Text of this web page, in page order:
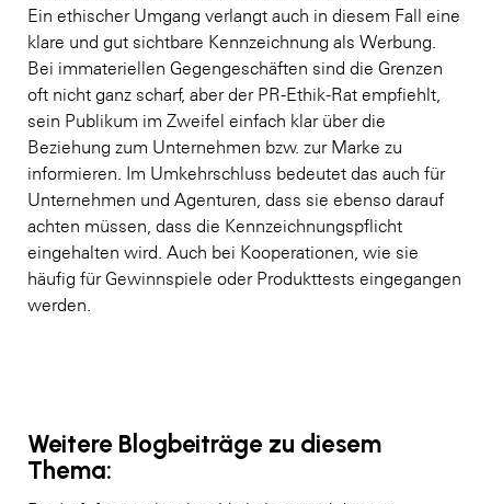
Ein ethischer Umgang verlangt auch in diesem Fall eine
klare und gut sichtbare Kennzeichnung als Werbung.
Bei immateriellen Gegengeschäften sind die Grenzen
oft nicht ganz scharf, aber der PR-Ethik-Rat empfiehlt,
sein Publikum im Zweifel einfach klar über die
Beziehung zum Unternehmen bzw. zur Marke zu
informieren. Im Umkehrschluss bedeutet das auch für
Unternehmen und Agenturen, dass sie ebenso darauf
achten müssen, dass die Kennzeichnungspflicht
eingehalten wird. Auch bei Kooperationen, wie sie
häufig für Gewinnspiele oder Produkttests eingegangen
werden.
Weitere Blogbeiträge zu diesem
Thema: